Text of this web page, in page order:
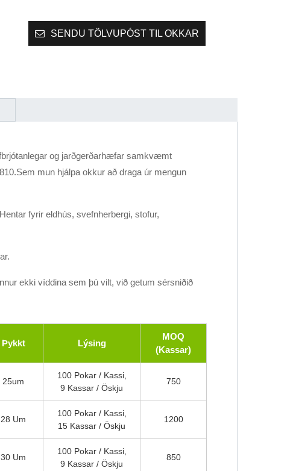
SENDU TÖLVUPÓST TIL OKKAR
og jarðgerðarhæfar samkvæmt
mun hjálpa okkur að draga úr mengun
fyrir eldhús, svefnherbergi, stofur,
ekki víddina sem þú vilt, við getum sérsniðið
Þykkt Lýsing
MOQ
(Kassar)
25um
100 Pokar / Kassi,
9 Kassar / Öskju
750
28 Um
100 Pokar / Kassi,
15 Kassar / Öskju
1200
30 Um
100 Pokar / Kassi,
9 Kassar / Öskju
850